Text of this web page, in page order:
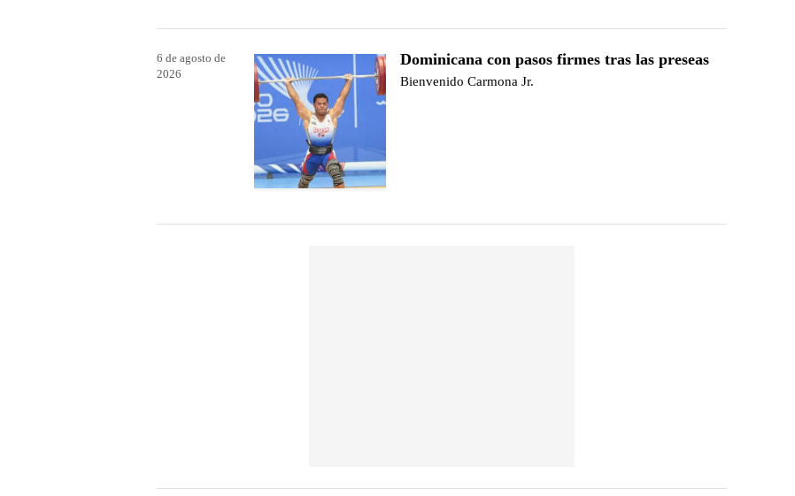
6 de agosto de
2026
Dominicana con pasos firmes tras las preseas
Bienvenido Carmona Jr.